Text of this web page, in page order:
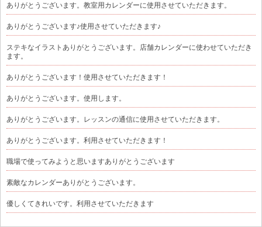
ありがとうございます。教室用カレンダーに使用させていただきます。
ありがとうございます♪使用させていただきます♪
ステキなイラストありがとうございます。店舗カレンダーに使わせていただき
ます。
ありがとうございます！使用させていただきます！
ありがとうございます。使用します。
ありがとうございます。レッスンの通信に使用させていただきます。
ありがとうございます。利用させていただきます！
職場で使ってみようと思いますありがとうございます
素敵なカレンダーありがとうございます。
優しくてきれいです。利用させていただきます